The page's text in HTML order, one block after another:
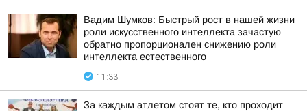
Вадим Шумков: Быстрый рост в нашей жизни
роли искусственного интеллекта зачастую
обратно пропорционален снижению роли
интеллекта естественного
11:33
За каждым атлетом стоят те, кто проходит